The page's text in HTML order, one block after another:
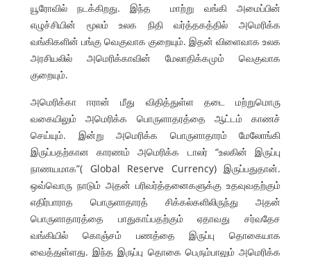
யூரோவில் நடக்கிறது. இந்த மாற்று வங்கி அமைப்பின்
எழுச்சியின் மூலம் உலக நிதி வர்த்தகத்தில் அமெரிக்க
வங்கிகளின் பங்கு வெகுவாக குறையும். இதன் விளைவாக உலக
அரசியலில் அமெரிக்காவின் மேலாதிக்கமும் வெகுவாக
குறையும்.
அமெரிக்கா ஈரான் மீது விதித்துள்ள தடை மற்றுமொரு
வகையிலும் அமெரிக்க பொருளாதரத்தை ஆட்டம் காணச்
செய்யும். இன்று அமெரிக்க பொருளாதாரம் மேலோங்கி
இருப்பதற்கான காரணம் அமெரிக்க டாலர் “உலகின் இருப்பு
நாணயமாக”( Global Reserve Currency) இருப்பதுதான்.
ஒவ்வொரு நாடும் அதன் பரிவர்த்தனைகளுக்கு உதவுவதற்கும்
எதிர்பாராத பொருளாதாரத் சிக்கல்களிலிருந்து அதன்
பொருளாதாரத்தை பாதுகாப்பதற்கும் ஏதாவது சர்வதேச
வங்கியில் கொஞ்சம் பணத்தை இருப்பு தொகையாக
வைத்துள்ளது. இந்த இருப்பு தொகை பெரும்பாலும் அமெரிக்க